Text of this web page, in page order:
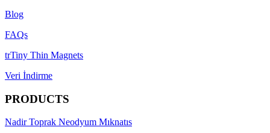
Blog
FAQs
trTiny Thin Magnets
Veri İndirme
PRODUCTS
Nadir Toprak Neodyum Mıknatıs